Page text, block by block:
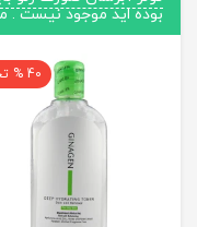
بوده اید موجود نیست
40 % تخفیف